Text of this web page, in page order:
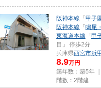
阪神本線 「 甲子
阪神本線 「 鳴尾
東海道本線 「 甲
目」 停歩2分
兵庫県西宮市浜
8.9万円
築年数：築5年
階数：2階建